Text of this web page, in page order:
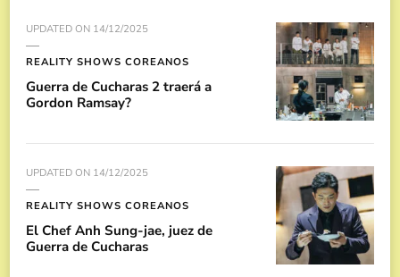
UPDATED ON 14/12/2025
REALITY SHOWS COREANOS
Guerra de Cucharas 2 traerá a
Gordon Ramsay?
UPDATED ON 14/12/2025
REALITY SHOWS COREANOS
El Chef Anh Sung-jae, juez de
Guerra de Cucharas